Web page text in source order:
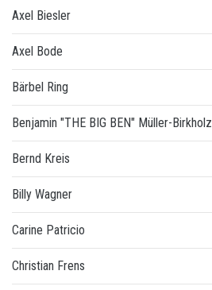
Axel Biesler
Axel Bode
Bärbel Ring
Benjamin "THE BIG BEN" Müller-Birkholz
Bernd Kreis
Billy Wagner
Carine Patricio
Christian Frens